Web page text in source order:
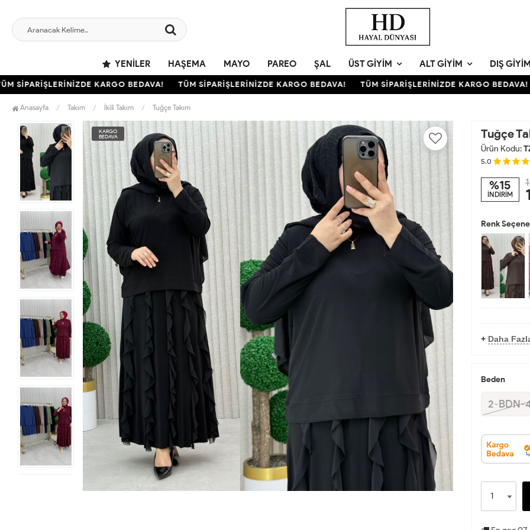
YENILER HAŞEMA MAYO PAREO ŞAL ÜST GIYIM ALT GIYIM DIŞ GIYIM
KARGO BEDAVA! TÜM SİPARİŞLERİNİZDE KARGO BEDAVA! TÜM SİPARİŞLERİNİZDE KARGO BEDAVA!
Anasayfa Takım İkili Takım Tuğçe Takım
KARGO
BEDAVA
Tuğçe
Ürün Kodu:
5.0
%15
İNDİRİM
Renk
+ Daha
Beden
2-BDN-